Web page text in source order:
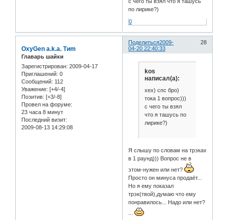
по лирике?)
0
Поделиться 28
2009-
04-20 22:40:33
OxyGen a.k.a. Tиm
Главарь шайки
Зарегистрирован: 2009-04-17
Приглашений: 0
Сообщений: 112
Уважение: [+4/-4]
Позитив: [+3/-8]
Провел на форуме:
23 часа 8 минут
Последний визит:
2009-08-13 14:29:08
kos
написал(а):
хех) спс бро)
тока 1 вопрос)))
с чего ты взял
что я ташусь по
лирике?)
Я слышу по словам на трэках
в 1 раунд))) Вопрос не в
этом-нужен или нет?
Просто он минуса продаёт...
Но я ему показал
трэк(твой),думаю что ему
понравилось... Надо или нет?
...